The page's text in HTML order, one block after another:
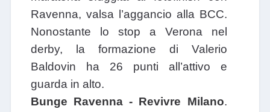
Ravenna, valsa l’aggancio alla BCC.
Nonostante lo stop a Verona nel
derby, la formazione di Valerio
Baldovin ha 26 punti all’attivo e
guarda in alto.
Bunge Ravenna - Revivre Milano.